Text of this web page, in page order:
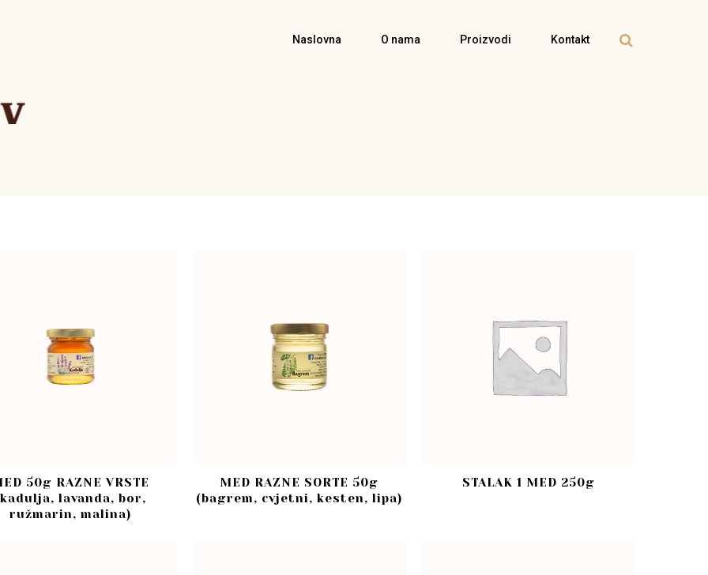
Naslovna O nama Proizvodi Kontakt
50g RAZNE VRSTE
lavanda, bor,
ružmarin, malina)
MED RAZNE SORTE 50g
(bagrem, cvjetni, kesten, lipa)
STALAK 1 MED 250g